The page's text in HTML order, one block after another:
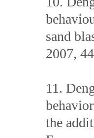
sand
2007,
11.
the